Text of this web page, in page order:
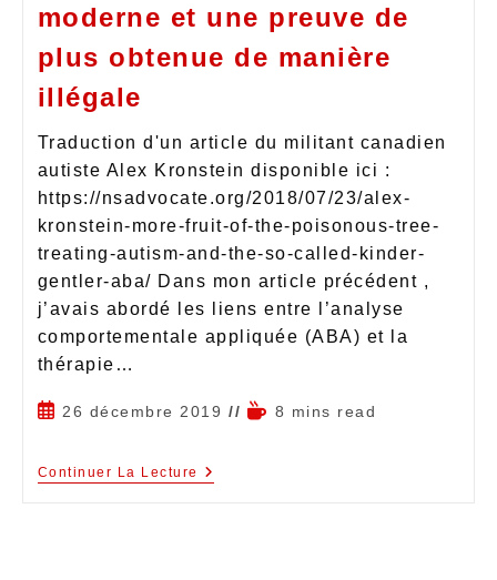
moderne et une preuve de
plus obtenue de manière
illégale
Traduction d'un article du militant canadien
autiste Alex Kronstein disponible ici :
https://nsadvocate.org/2018/07/23/alex-
kronstein-more-fruit-of-the-poisonous-tree-
treating-autism-and-the-so-called-kinder-
gentler-aba/ Dans mon article précédent ,
j’avais abordé les liens entre l’analyse
comportementale appliquée (ABA) et la
thérapie…
26 décembre 2019 8 mins read
Continuer La Lecture